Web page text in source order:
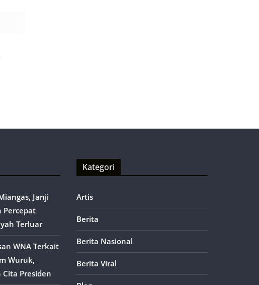
Janji
Percepat
Terluar
WNA Terkait
Wuruk,
Presiden
Kategori
Artis
Berita
Berita Nasional
Berita Viral